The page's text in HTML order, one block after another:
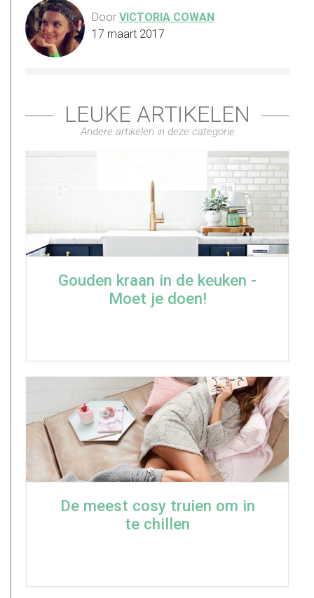
Door VICTORIA COWAN
17 maart 2017
LEUKE ARTIKELEN
Andere artikelen in deze categorie
Gouden kraan in de keuken -
Moet je doen!
De meest cosy truien om in
te chillen